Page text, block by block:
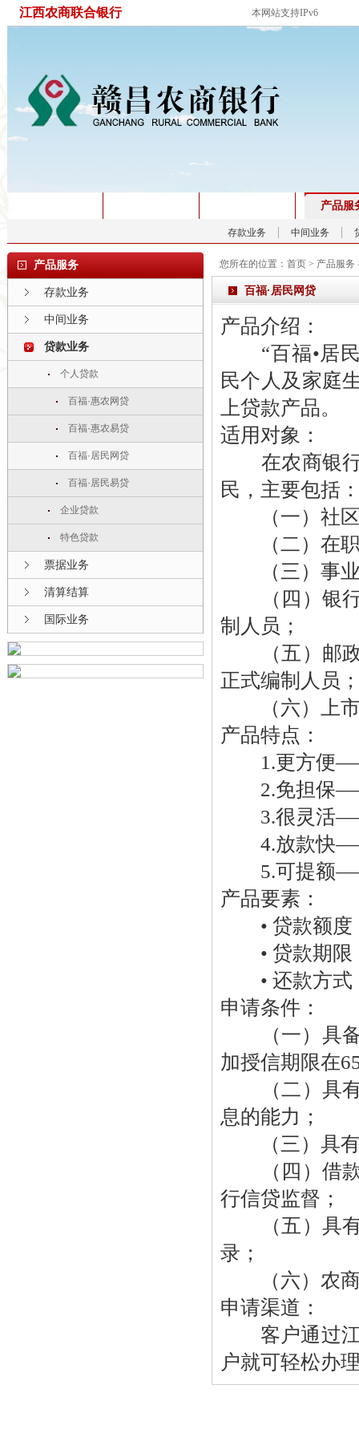
江西农商联合银行 本网站支持IPv6
产品服
存款业务 中间业务
产品服务
存款业务
中间业务
贷款业务
个人贷款
百福·惠农网贷
百福·惠农易贷
百福·居民网贷
百福·居民易贷
企业贷款
特色贷款
票据业务
清算结算
国际业务
您所在的位置： 首页 > 产品服务
百福·居民网贷
产品介绍：
“百福•居民
民个人及家庭
上贷款产品。
适用对象：
在农商银行
民，主要包括
（一）社区
（二）在职
（三）事业
（四）银行
制人员；
（五）邮政
正式编制人员
（六）上市
产品特点：
1.更方便——
2.免担保——
3.很灵活——
4.放款快——
5.可提额——
产品要素：
• 贷款额度
• 贷款期限
• 还款方式
申请条件：
（一）具备
加授信期限在
（二）具有
息的能力；
（三）具有
（四）借款
行信贷监督；
（五）具有
录；
（六）农商
申请渠道：
客户通过江
户就可轻松办